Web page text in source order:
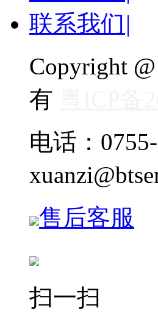
联系我们 |
Copyright
有
电话：
售后客服
扫一扫